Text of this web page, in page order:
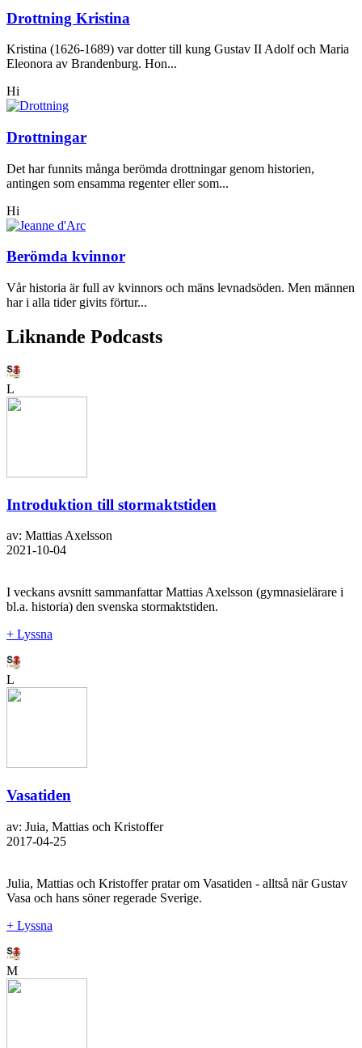
Drottning Kristina
Kristina (1626-1689) var dotter till kung Gustav II Adolf och Maria
Eleonora av Brandenburg. Hon...
Hi
Drottningar
Det har funnits många berömda drottningar genom historien,
antingen som ensamma regenter eller som...
Hi
Berömda kvinnor
Vår historia är full av kvinnors och mäns levnadsöden. Men männen
har i alla tider givits förtur...
Liknande Podcasts
L
Introduktion till stormaktstiden
av: Mattias Axelsson
2021-10-04
I veckans avsnitt sammanfattar Mattias Axelsson (gymnasielärare i
bl.a. historia) den svenska stormaktstiden.
+ Lyssna
L
Vasatiden
av: Juia, Mattias och Kristoffer
2017-04-25
Julia, Mattias och Kristoffer pratar om Vasatiden - alltså när Gustav
Vasa och hans söner regerade Sverige.
+ Lyssna
M